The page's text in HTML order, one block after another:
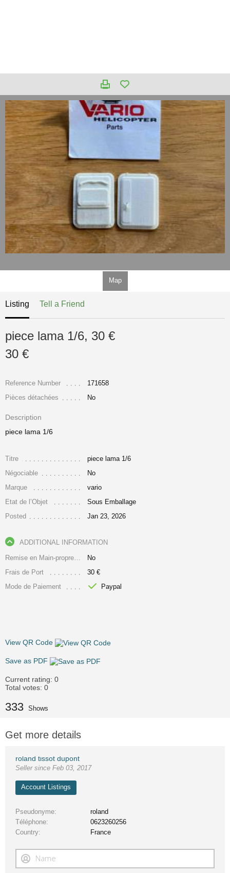
Map
Listing Tell a Friend
piece lama 1/6, 30 €
30 €
Reference Number
171658
Pièces détachées
No
Description
piece lama 1/6
Titre
piece lama 1/6
Négociable
No
Marque
vario
Etat de l’Objet
Sous Emballage
Posted
Jan 23, 2026
ADDITIONAL INFORMATION
Remise en Main-propre Uniquement
No
Frais de Port
30 €
Mode de Paiement
Paypal
View QR Code
Save as PDF
Current rating: 0
Total votes: 0
333 Shows
Get more details
roland tissot dupont
Seller since Feb 03, 2017
Account Listings
Pseudonyme
roland
Téléphone
0623260256
Country
France